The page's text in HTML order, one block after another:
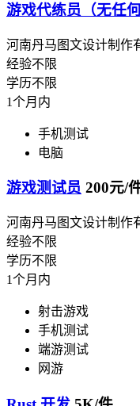
游戏代练员（无任
河南丹马图文设计制作
经验不限
学历不限
1个月内
手机测试
电脑
游戏测试员 200元/
河南丹马图文设计制作
经验不限
学历不限
1个月内
射击游戏
手机测试
端游测试
网游